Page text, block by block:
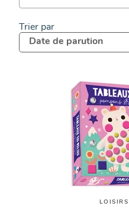
Trier par
Date de parution